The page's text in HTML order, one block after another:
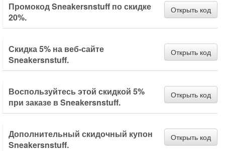
Промокод Sneakersnstuff по скидке
20%.
Открыть код
Скидка 5% на веб-сайте
Sneakersnstuff.
Открыть код
Воспользуйтесь этой скидкой 5%
при заказе в Sneakersnstuff.
Открыть код
Дополнительный скидочный купон
Sneakersnstuff.
Открыть код